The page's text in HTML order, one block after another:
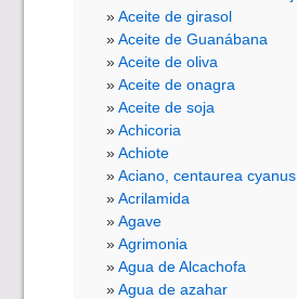
Aceite de girasol
Aceite de Guanábana
Aceite de oliva
Aceite de onagra
Aceite de soja
Achicoria
Achiote
Aciano, centaurea cyanus
Acrilamida
Agave
Agrimonia
Agua de Alcachofa
Agua de azahar